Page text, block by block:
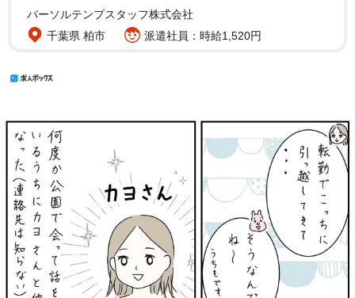
パーソルテンプスタッフ株式会社
千葉県 柏市
派遣社員：時給1,520円